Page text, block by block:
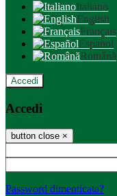
Italiano
English
Français
Español
Română
Accedi
Accedi
button close ×
Password dimenticata?